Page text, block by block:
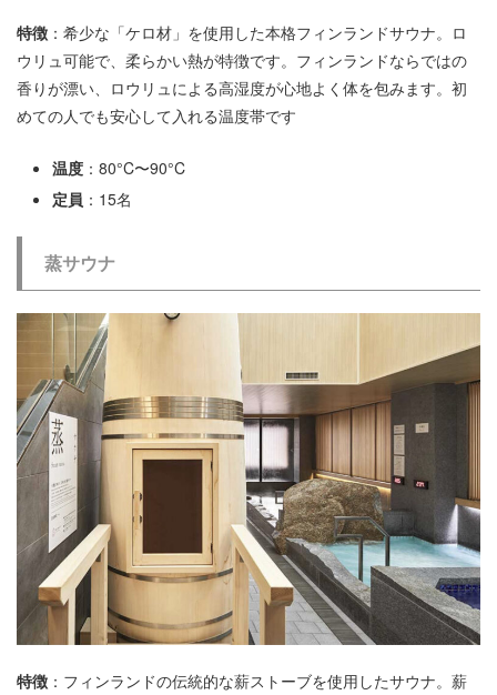
特徴 ：希少な「ケロ材」を使用した本格フィンランドサウナ。ロ
ウリュ可能で、柔らかい熱が特徴です。フィンランドならではの
香りが漂い、ロウリュによる高湿度が心地よく体を包みます。初
めての人でも安心して入れる温度帯です
温度 ：80°C〜90°C
定員 ：15名
蒸サウナ
特徴 ：フィンランドの伝統的な薪ストーブを使用したサウナ。薪